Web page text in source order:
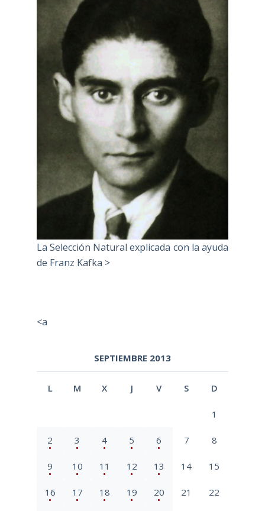
La Selección Natural explicada con la ayuda
de Franz Kafka >
<a
SEPTIEMBRE 2013
L M X J V S D
1
2 3 4 5 6 7 8
9 10 11 12 13 14 15
16 17 18 19 20 21 22